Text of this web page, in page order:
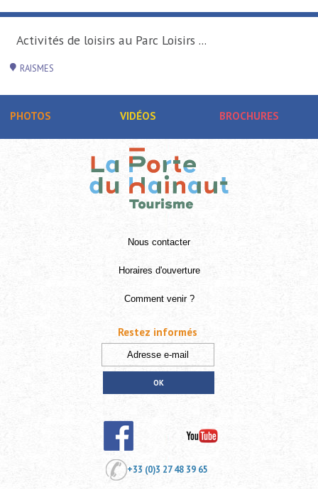
Activités de loisirs au Parc Loisirs ...
RAISMES
PHOTOS VIDÉOS BROCHURES
Nous contacter
Horaires d'ouverture
Comment venir ?
+33 (0)3 27 48 39 65
Restez informés